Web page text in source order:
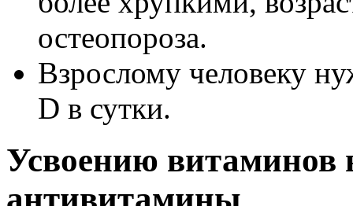
остеопороза.
Взрослому человеку
D в сутки.
Усвоению витаминов